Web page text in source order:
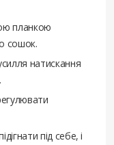
планкою
сошок.
натискання
під себе, і